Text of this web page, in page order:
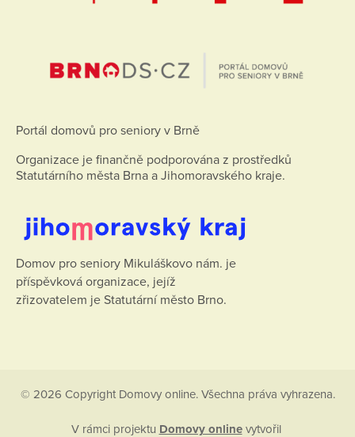
Portál domovů pro seniory v Brně
Organizace je finančně podporována z prostředků
Statutárního města Brna a Jihomoravského kraje.
Domov pro seniory Mikuláškovo nám. je
příspěvková organizace, jejíž
zřizovatelem je Statutární město Brno.
© 2026 Copyright Domovy online. Všechna práva vyhrazena.
V rámci projektu Domovy onlinevytvořil